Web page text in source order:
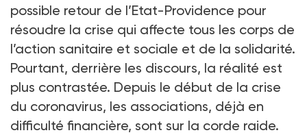
possible retour de l’Etat-Providence pour
résoudre la crise qui affecte tous les corps de
l’action sanitaire et sociale et de la solidarité.
Pourtant, derrière les discours, la réalité est
plus contrastée. Depuis le début de la crise
du coronavirus, les associations, déjà en
difficulté financière, sont sur la corde raide.